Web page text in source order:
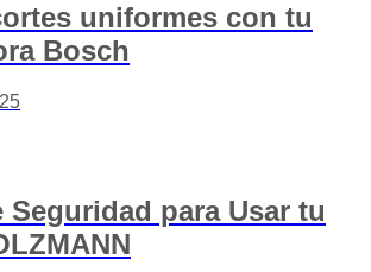
uniformes con tu
Bosch
Seguridad para Usar tu